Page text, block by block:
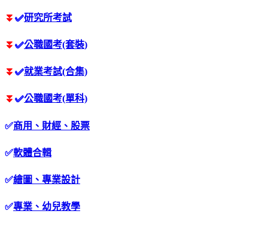
⏬ ✅研究所考試
⏬ ✅公職國考(套裝)
⏬ ✅就業考試(合集)
⏬ ✅公職國考(單科)
✅商用、財經、股票
✅軟體合輯
✅繪圖、專業設計
✅專業、幼兒教學